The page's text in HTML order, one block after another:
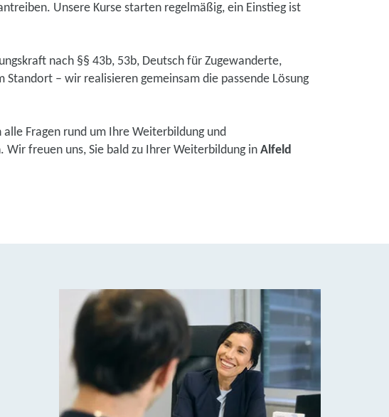
Unsere Kurse starten regelmäßig, ein Einstieg ist
nach §§ 43b, 53b, Deutsch für Zugewanderte,
– wir realisieren gemeinsam die passende Lösung
Fragen rund um Ihre Weiterbildung und
freuen uns, Sie bald zu Ihrer Weiterbildung in Alfeld